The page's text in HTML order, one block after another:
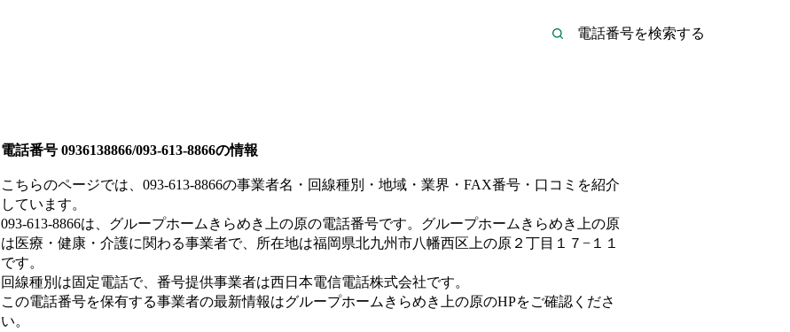
電話番号 0936138866/093-613-8866の情報
こちらのページでは、 093-613-8866の事業者名・回線種別・地域・業界・FAX番号・口コミを紹介
しています。
093-613-8866は、 グループホームきらめき上の原の電話番号です。 グループホームきらめき上の原
は医療・健康・介護に関わる事業者で、所在地は福岡県北九州市八幡西区上の原２丁目１７−１１
です。
回線種別は固定電話で、番号提供事業者は西日本電信電話株式会社です。
この電話番号を保有する事業者の最新情報はグループホームきらめき上の原のHPをご確認くださ
い。